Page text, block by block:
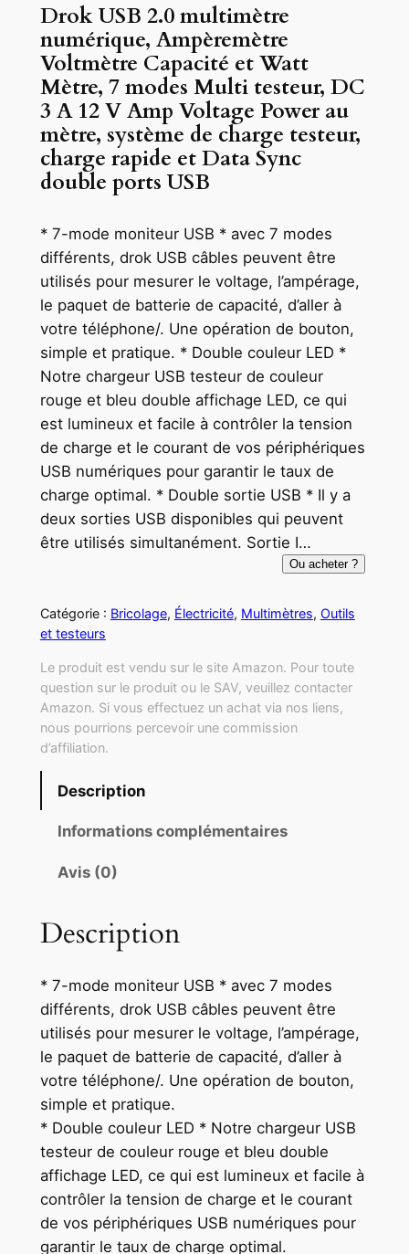
Drok USB 2.0 multimètre
numérique, Ampèremètre
Voltmètre Capacité et Watt
Mètre, 7 modes Multi testeur, DC
3 A 12 V Amp Voltage Power au
mètre, système de charge testeur,
charge rapide et Data Sync
double ports USB
* 7-mode moniteur USB * avec 7 modes
différents, drok USB câbles peuvent être
utilisés pour mesurer le voltage, l’ampérage,
le paquet de batterie de capacité, d’aller à
votre téléphone/. Une opération de bouton,
simple et pratique. * Double couleur LED *
Notre chargeur USB testeur de couleur
rouge et bleu double affichage LED, ce qui
est lumineux et facile à contrôler la tension
de charge et le courant de vos périphériques
USB numériques pour garantir le taux de
charge optimal. * Double sortie USB * Il y a
deux sorties USB disponibles qui peuvent
être utilisés simultanément. Sortie I…
Ou acheter ?
Catégorie : Bricolage, Électricité, Multimètres, Outils
et testeurs
Le produit est vendu sur le site Amazon. Pour toute
question sur le produit ou le SAV, veuillez contacter
Amazon. Si vous effectuez un achat via nos liens,
nous pourrions percevoir une commission
d’affiliation.
Description
Informations complémentaires
Avis (0)
Description
* 7-mode moniteur USB * avec 7 modes
différents, drok USB câbles peuvent être
utilisés pour mesurer le voltage, l’ampérage,
le paquet de batterie de capacité, d’aller à
votre téléphone/. Une opération de bouton,
simple et pratique.
* Double couleur LED * Notre chargeur USB
testeur de couleur rouge et bleu double
affichage LED, ce qui est lumineux et facile à
contrôler la tension de charge et le courant
de vos périphériques USB numériques pour
garantir le taux de charge optimal.